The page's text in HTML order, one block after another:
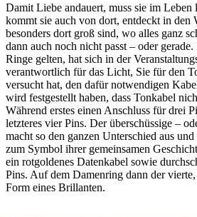
Damit Liebe andauert, muss sie im Leben
kommt sie auch von dort, entdeckt in den
besonders dort groß sind, wo alles ganz
dann auch noch nicht passt – oder gerade.
Ringe gelten, hat sich in der
verantwortlich für das Licht, Sie für den
versucht hat, den dafür notwendigen
wird festgestellt haben, dass Tonkabel
Während erstes einen Anschluss für drei
letzteres vier Pins. Der überschüssige –
macht so den ganzen Unterschied aus
zum Symbol ihrer gemeinsamen
ein rotgoldenes Datenkabel sowie
Pins. Auf dem Damenring dann der
Form eines Brillanten.